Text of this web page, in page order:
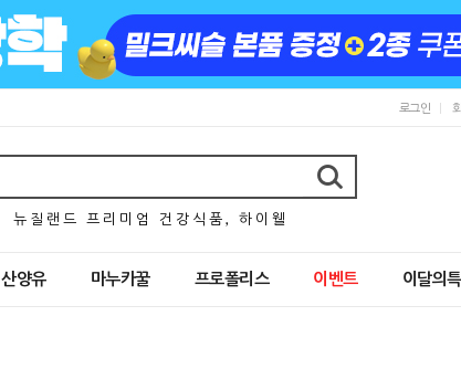
로그인
뉴 질 랜 드 프 리 미 엄 건 강 식 품 , 하 이 웰
산양유 마누카꿀 프로폴리스 이벤트 이달의